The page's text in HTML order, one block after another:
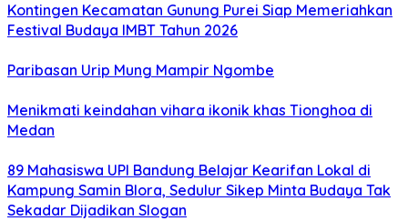
Kontingen Kecamatan Gunung Purei Siap Memeriahkan
Festival Budaya IMBT Tahun 2026
Paribasan Urip Mung Mampir Ngombe
Menikmati keindahan vihara ikonik khas Tionghoa di
Medan
89 Mahasiswa UPI Bandung Belajar Kearifan Lokal di
Kampung Samin Blora, Sedulur Sikep Minta Budaya Tak
Sekadar Dijadikan Slogan